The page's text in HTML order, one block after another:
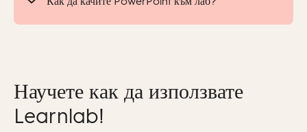
Научете как да използвате
Learnlab!